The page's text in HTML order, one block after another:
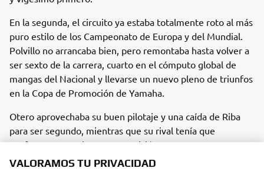
En la segunda, el circuito ya estaba totalmente roto al más
puro estilo de los Campeonato de Europa y del Mundial.
Polvillo no arrancaba bien, pero remontaba hasta volver a
ser sexto de la carrera, cuarto en el cómputo global de
mangas del Nacional y llevarse un nuevo pleno de triunfos
en la Copa de Promoción de Yamaha.
Otero aprovechaba su buen pilotaje y una caída de Riba
para ser segundo, mientras que su rival tenía que
conformarse con la tercera posición.
Con estos resultados, el podio se conformó con Polvillo en
VALORAMOS TU PRIVACIDAD
Utilizamos cookies con el objetivo de ayudar a Yamaha